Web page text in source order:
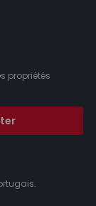
propriétés